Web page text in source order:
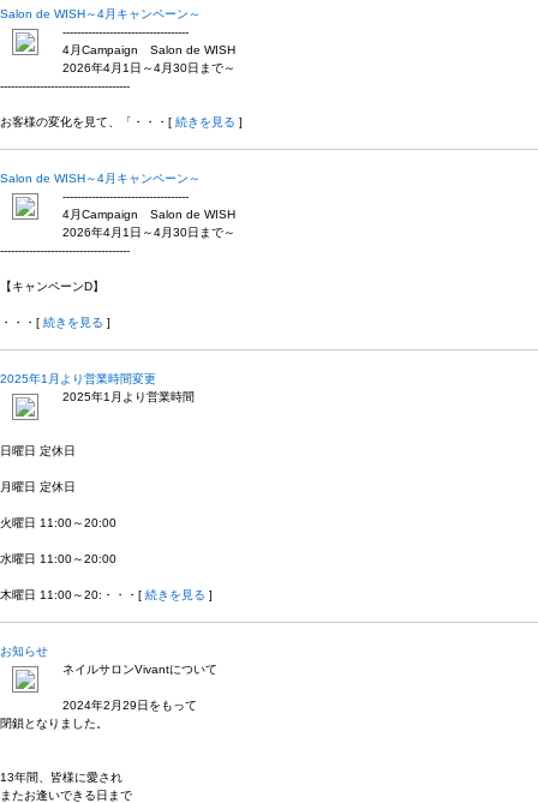
Salon de WISH～4月キャンペーン～
-----------------------------------
4月Campaign Salon de WISH
2026年4月1日～4月30日まで～
------------------------------------
お客様の変化を見て、「・・・[ 続きを見る ]
Salon de WISH～4月キャンペーン～
-----------------------------------
4月Campaign Salon de WISH
2026年4月1日～4月30日まで～
------------------------------------
【キャンペーンD】
・・・[ 続きを見る ]
2025年1月より営業時間変更
2025年1月より営業時間
日曜日 定休日
月曜日 定休日
火曜日 11:00～20:00
水曜日 11:00～20:00
木曜日 11:00～20:・・・[ 続きを見る ]
お知らせ
ネイルサロンVivantについて
2024年2月29日をもって
閉鎖となりました。
13年間、皆様に愛され
またお逢いできる日まで